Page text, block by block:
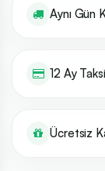
Aynı Gün
12 Ay
Ücretsiz